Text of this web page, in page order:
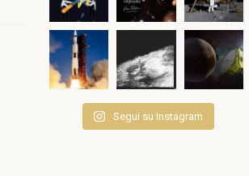
Segui su Instagram